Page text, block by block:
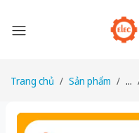
Trang chủ Sản phẩm ...